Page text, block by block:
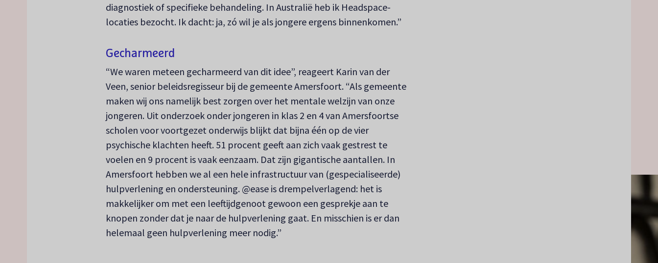
diagnostiek of specifieke behandeling. In Australië heb ik Headspace-
locaties bezocht. Ik dacht: ja, zó wil je als jongere ergens binnenkomen.”
Gecharmeerd
“We waren meteen gecharmeerd van dit idee”, reageert Karin van der
Veen, senior beleidsregisseur bij de gemeente Amersfoort. “Als gemeente
maken wij ons namelijk best zorgen over het mentale welzijn van onze
jongeren. Uit onderzoek onder jongeren in klas 2 en 4 van Amersfoortse
scholen voor voortgezet onderwijs blijkt dat bijna één op de vier
psychische klachten heeft. 51 procent geeft aan zich vaak gestrest te
voelen en 9 procent is vaak eenzaam. Dat zijn gigantische aantallen. In
Amersfoort hebben we al een hele infrastructuur van (gespecialiseerde)
hulpverlening en ondersteuning. @ease is drempelverlagend: het is
makkelijker om met een leeftijdgenoot gewoon een gesprekje aan te
knopen zonder dat je naar de hulpverlening gaat. En misschien is er dan
helemaal geen hulpverlening meer nodig.”